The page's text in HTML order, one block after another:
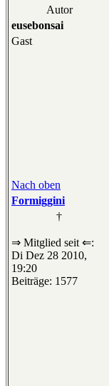
Autor
eusebonsai
Gast
Nach oben
Formiggini
†
⇒ Mitglied seit ⇐:
Di Dez 28 2010,
19:20
Beiträge: 1577